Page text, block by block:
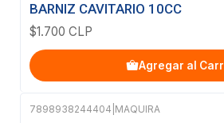
BARNIZ CAVITARIO 10CC
$1.700 CLP
Agregar al
7898938244404 MAQUIRA